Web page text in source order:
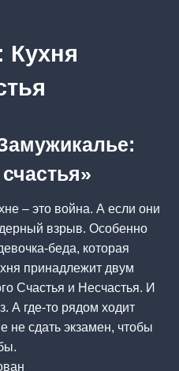
Кухня
– это война. А если они
взрыв. Особенно
беда, которая
принадлежит двум
Счастья и Несчастья. И
А где-то рядом ходит
не сдать экзамен, чтобы